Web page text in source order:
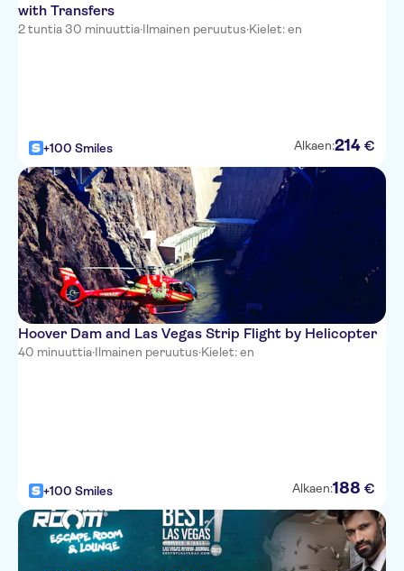
Las Vegas Club
Fremont
Travelodge Ambassador Strip
Inn Las Vegas
Riviera
WorldMark Las Vegas Spencer
Street
Panarama Towers
Tahiti Village
Circus Circus
with Transfers
2 tuntia 30 minuuttia·Ilmainen peruutus·Kielet: en
+100 Smiles Alkaen:214 €
Hoover Dam and Las Vegas Strip Flight by Helicopter
40 minuuttia·Ilmainen peruutus·Kielet: en
+100 Smiles Alkaen:188 €